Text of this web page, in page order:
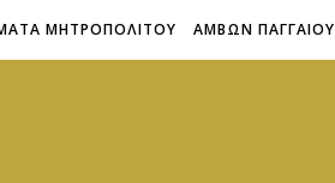
ΜΗΤΡΟΠΟΛΙΤΟΥ ΑΜΒΩΝ ΠΑΓΓΑΙΟΥ